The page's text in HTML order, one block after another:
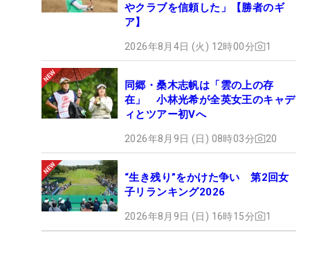
やクラブを信頼した」【勝者のギ
ア】
2026年8月4日 (火) 12時00分 1
同郷・桑木志帆は「雲の上の存
在」 小林光希が全英女王のキャデ
ィとツアー初Vへ
2026年8月9日 (日) 08時03分 20
“生き残り”をかけた争い 第2回女
子リランキング2026
2026年8月9日 (日) 16時15分 1